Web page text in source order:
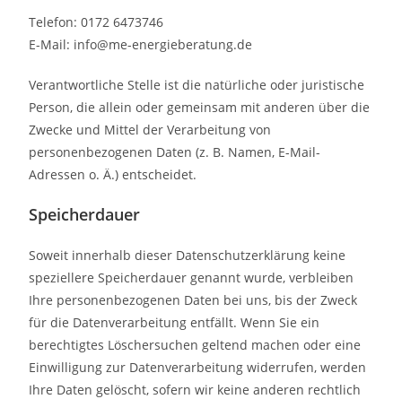
Telefon: 0172 6473746
E-Mail: info@me-energieberatung.de
Verantwortliche Stelle ist die natürliche oder juristische
Person, die allein oder gemeinsam mit anderen über die
Zwecke und Mittel der Verarbeitung von
personenbezogenen Daten (z. B. Namen, E-Mail-
Adressen o. Ä.) entscheidet.
Speicherdauer
Soweit innerhalb dieser Datenschutzerklärung keine
speziellere Speicherdauer genannt wurde, verbleiben
Ihre personenbezogenen Daten bei uns, bis der Zweck
für die Datenverarbeitung entfällt. Wenn Sie ein
berechtigtes Löschersuchen geltend machen oder eine
Einwilligung zur Datenverarbeitung widerrufen, werden
Ihre Daten gelöscht, sofern wir keine anderen rechtlich